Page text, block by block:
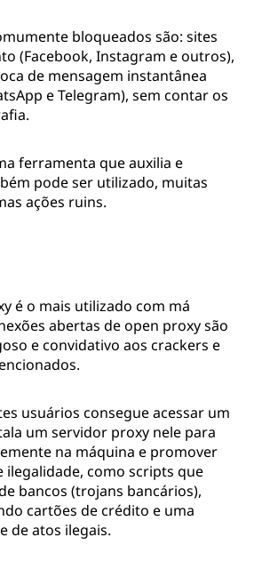
bloqueados são: sites
(Facebook, Instagram e outros),
de mensagem instantânea
e Telegram), sem contar os
ferramenta que auxilia e
pode ser utilizado, muitas
ações ruins.
é o mais utilizado com má
abertas de open proxy são
e convidativo aos crackers e
usuários consegue acessar um
um servidor proxy nele para
na máquina e promover
ilegalidade, como scripts que
bancos (trojans bancários),
cartões de crédito e uma
de atos ilegais.